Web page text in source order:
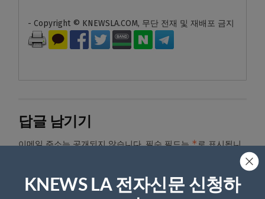
- Copyright © KNEWSLA.COM, 무단 전재 및 재배포 금지
답글 남기기
이메일 주소는 공개되지 않습니다. 필수 필드는*로 표시됩니
댓글 *
KNEWS LA 전자신문 신청하